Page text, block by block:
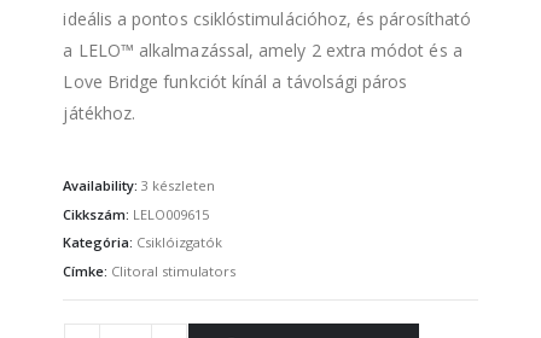
ideális a pontos csiklóstimulációhoz, és párosítható
a LELO™ alkalmazással, amely 2 extra módot és a
Love Bridge funkciót kínál a távolsági páros
játékhoz.
Availability:3 készleten
Cikkszám: LELO009615
Kategória: Csiklóizgatók
Címke: Clitoral stimulators